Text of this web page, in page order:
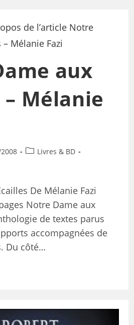
aux
– Mélanie
Livres & BD
De Mélanie Fazi
Notre Dame aux
de textes parus
accompagnées de
Du côté…